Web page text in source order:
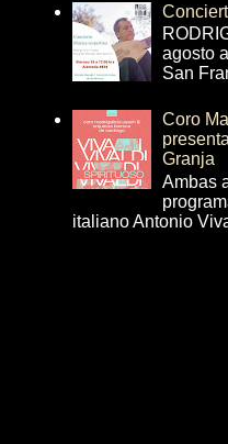
agosto
San
Coro
Granja
Ambas
italiano Antonio